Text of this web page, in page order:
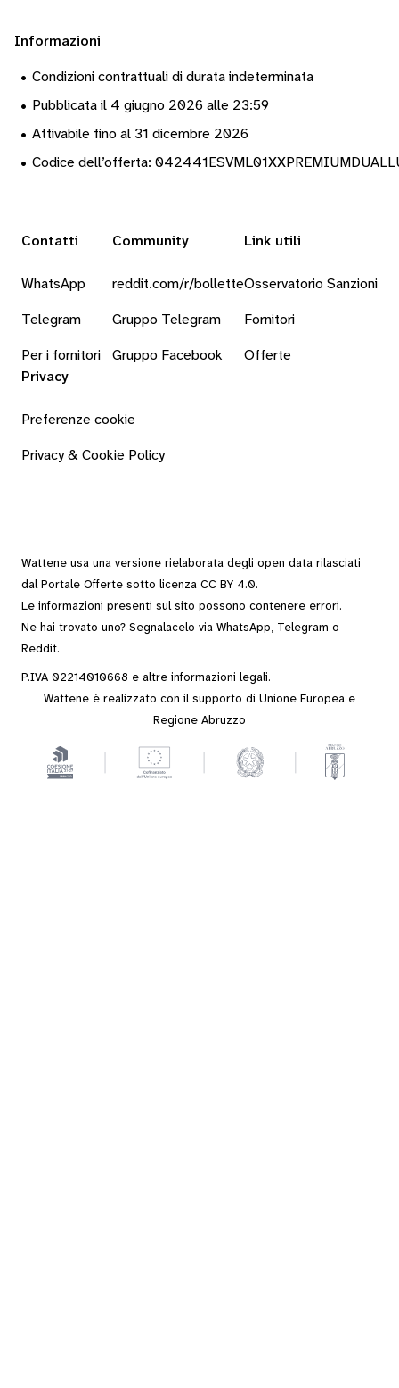
Informazioni
• Condizioni contrattuali di durata indeterminata
• Pubblicata il 4 giugno 2026 alle 23:59
• Attivabile fino al 31 dicembre 2026
• Codice dell’offerta:
Contatti
WhatsApp
Telegram
Per i fornitori
Community
reddit.com/r/bollette
Gruppo Telegram
Gruppo Facebook
Link utili
Osservatorio Sanzioni
Fornitori
Offerte
Privacy
Preferenze cookie
Privacy & Cookie Policy
Wattene usa una versione rielaborata degli open data rilasciati
dal Portale Offerte sotto licenza CC BY 4.0.
Le informazioni presenti sul sito possono contenere errori.
Ne hai trovato uno? Segnalacelo via WhatsApp, Telegram o
Reddit.
P.IVA 02214010668 e altre informazioni legali.
Wattene è realizzato con il supporto di Unione Europea e
Regione Abruzzo